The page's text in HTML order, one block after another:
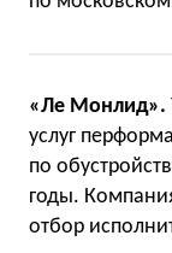
«Ле Монлид».
услуг
по
годы.
отбор